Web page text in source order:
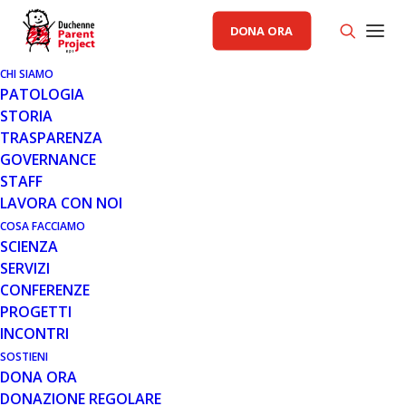
DONA ORA
CHI SIAMO
PATOLOGIA
STORIA
TRASPARENZA
GOVERNANCE
STAFF
LAVORA CON NOI
COSA FACCIAMO
SCIENZA
SERVIZI
CONFERENZE
PROGETTI
INCONTRI
SOSTIENI
DONA ORA
DONAZIONE REGOLARE
GENERALE
6 APR 2010
UNA GIORNATA PER I DIRITTI
DEL MALATO